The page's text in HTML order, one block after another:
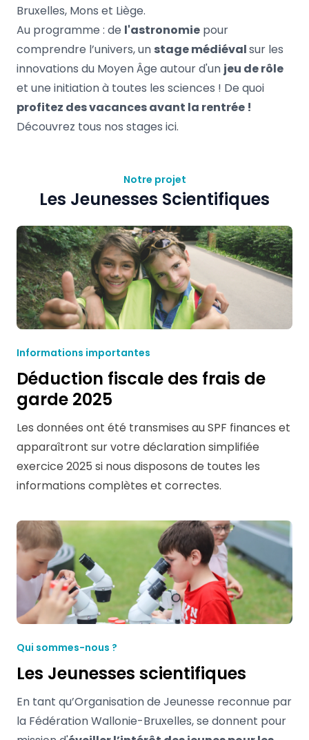
Bruxelles, Mons et Liège.
Au programme : de l'astronomie pour
comprendre l’univers, un stage médiévalsur les
innovations du Moyen Âge autour d'un jeu de rôle
et une initiation à toutes les sciences ! De quoi
profitez des vacances avant la rentrée !
Découvrez tous nos stages ici.
Notre projet
Les Jeunesses Scientifiques
Informations importantes
Déduction fiscale des frais de
garde 2025
Les données ont été transmises au SPF finances et
apparaîtront sur votre déclaration simplifiée
exercice 2025 si nous disposons de toutes les
informations complètes et correctes.
Qui sommes-nous ?
Les Jeunesses scientifiques
En tant qu’Organisation de Jeunesse reconnue par
la Fédération Wallonie-Bruxelles, se donnent pour